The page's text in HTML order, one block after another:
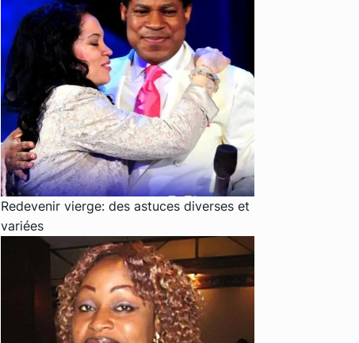
Redevenir vierge: des astuces diverses et
variées